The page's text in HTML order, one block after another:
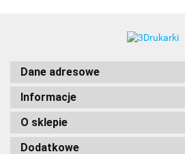
Dane adresowe
Informacje
O sklepie
Dodatkowe